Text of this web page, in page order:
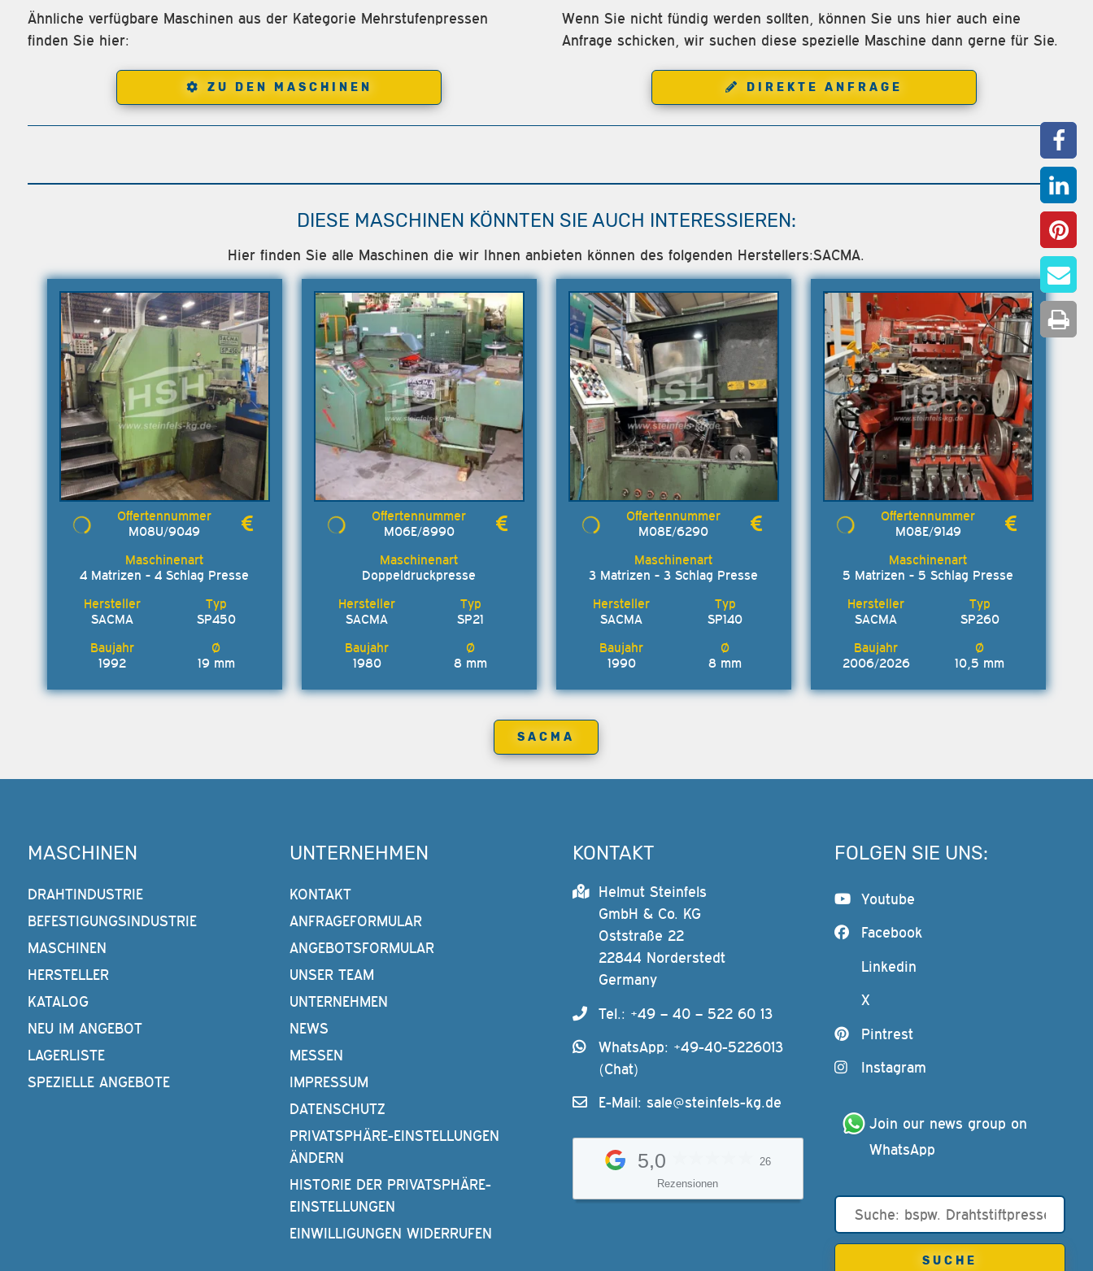
Ähnliche verfügbare Maschinen aus der Kategorie Mehrstufenpressen
finden Sie hier:
ZU DEN MASCHINEN
Wenn Sie nicht fündig werden sollten, können Sie uns hier auch eine
Anfrage schicken, wir suchen diese spezielle Maschine dann gerne für Sie.
DIREKTE ANFRAGE
DIESE MASCHINEN KÖNNTEN SIE AUCH INTERESSIEREN:
Hier finden Sie alle Maschinen die wir Ihnen anbieten können des folgenden Herstellers:SACMA.
M08U/9049
4 Matrizen - 4 Schlag Presse
SACMA SP450
1992 19 mm
M06E/8990
Doppeldruckpresse
SACMA SP21
1980 8 mm
M08E/6290
3 Matrizen - 3 Schlag Presse
SACMA SP140
1990 8 mm
M08E/9149
5 Matrizen - 5 Schlag Presse
SACMA SP260
2006/2026 10,5 mm
SACMA
MASCHINEN
DRAHTINDUSTRIE
BEFESTIGUNGSINDUSTRIE
MASCHINEN
HERSTELLER
KATALOG
NEU IM ANGEBOT
LAGERLISTE
SPEZIELLE ANGEBOTE
UNTERNEHMEN
KONTAKT
ANFRAGEFORMULAR
ANGEBOTSFORMULAR
UNSER TEAM
UNTERNEHMEN
NEWS
MESSEN
IMPRESSUM
DATENSCHUTZ
PRIVATSPHÄRE-EINSTELLUNGEN
ÄNDERN
HISTORIE DER PRIVATSPHÄRE-
EINSTELLUNGEN
EINWILLIGUNGEN WIDERRUFEN
KONTAKT
Helmut Steinfels
GmbH & Co. KG
Oststraße 22
22844 Norderstedt
Germany
Tel.: +49 – 40 – 522 60 13
WhatsApp: +49-40-5226013
(Chat)
E-Mail:sale@steinfels-kg.de
5,0
26
Rezensionen
FOLGEN SIE UNS:
Youtube
Facebook
Linkedin
X
Pintrest
Instagram
Join our news group on
WhatsApp